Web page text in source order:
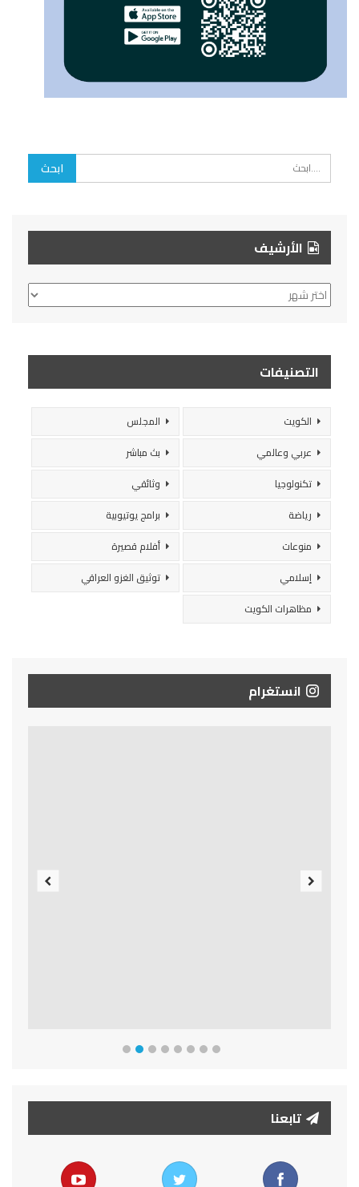
الأرشيف
الأرشيف
التصنيفات
الكويت
المجلس
عربي وعالمي
بث مباشر
تكنولوجيا
وثائقي
رياضة
برامج يوتيوبية
منوعات
أفلام قصيرة
إسلامي
توثيق الغزو العراقي
مظاهرات الكويت
انستغرام
تابعنا